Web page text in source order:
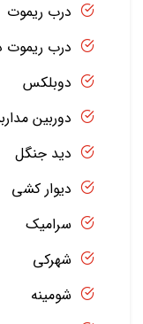
درب ریموت
درب ریموت
دوبلکس
دوربین
دید جنگل
دیوار کشی
سرامیک
شهرکی
شومینه